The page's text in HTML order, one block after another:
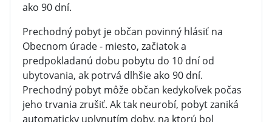
ako 90 dní.
Prechodný pobyt je občan povinný hlásiť na
Obecnom úrade - miesto, začiatok a
predpokladanú dobu pobytu do 10 dní od
ubytovania, ak potrvá dlhšie ako 90 dní.
Prechodný pobyt môže občan kedykoľvek počas
jeho trvania zrušiť. Ak tak neurobí, pobyt zaniká
automaticky uplynutím doby, na ktorú bol